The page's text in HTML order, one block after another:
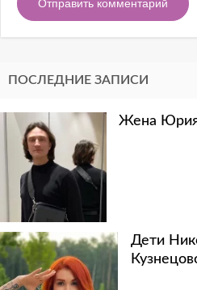
ПОСЛЕДНИЕ ЗАПИСИ
Жена Юрия
Дети